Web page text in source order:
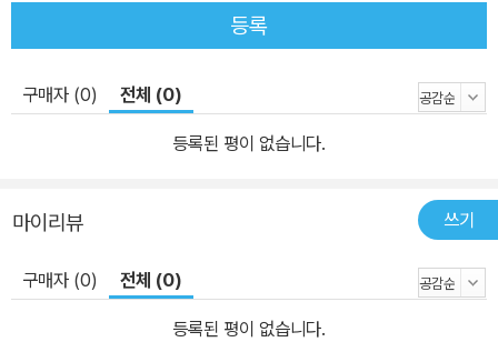
아스는 『문명화 과정』에서 사회 변동과 인성 구조의 변화를 연결함으
로써 사회학 이론에 부과되었던 시대적 과제인 미시적 관점과 거시적
관점의 통합을 이루어 냈었다. 그렇게 인간의 구체적인 일상과 그의
단면들은 시대와의 조응(결합) 속에 역사적인 맥락을 획득할 수 있었
다. 예를 들면, 이 책에서 스포츠라는 “사회학적 발명품”(315쪽)이
들어가고, 이 여가놀이의 발전 과정을 탐색하는 와중에 당시 영국 사
회의 권력 구조 관계 양상이 해부되면서, 당대의 사회상과 시대상이
분석되는 방식이다. 이 책의 원제가 ‘즐거움의 탐구’인 것도 스포츠에
관한 이 모든 사회학적 분석의 총체가 추상적으로 정리된 결과에 다
등록
구매자 (0) 전체 (0)
등록된 평이 없습니다.
마이리뷰 쓰기
구매자 (0) 전체 (0)
등록된 평이 없습니다.